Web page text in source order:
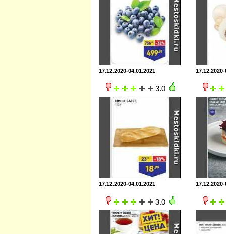
17.12.2020-04.01.2021
3.0
17.12.2020-04.01.2021
3.0